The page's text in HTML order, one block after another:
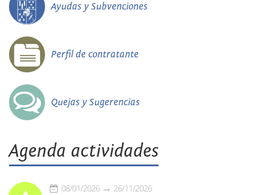
Ayudas y Subvenciones
Perfil de contratante
Quejas y Sugerencias
Agenda actividades
08/01/2026 26/11/2026